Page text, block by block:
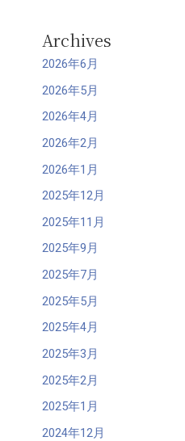
Archives
2026年6月
2026年5月
2026年4月
2026年2月
2026年1月
2025年12月
2025年11月
2025年9月
2025年7月
2025年5月
2025年4月
2025年3月
2025年2月
2025年1月
2024年12月